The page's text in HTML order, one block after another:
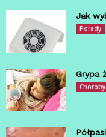
Jak
Porady
Grypa
Choroby